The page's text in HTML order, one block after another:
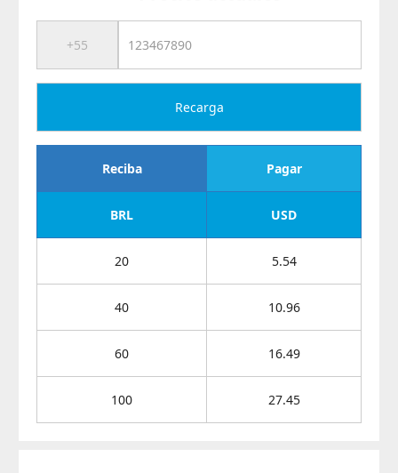
Recarga
Reciba Pagar
BRL USD
20 5.54
40 10.96
60 16.49
100 27.45